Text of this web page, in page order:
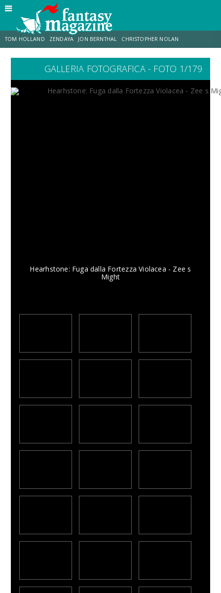
TOM HOLLAND ZENDAYA JON BERNTHAL CHRISTOPHER NOLAN
LUCCA COMICS & GAMES ODISSEA JACOB BATALON
GALLERIA FOTOGRAFICA - FOTO 1/179
Hearhstone: Fuga dalla Fortezza Violacea - Zee s
Might